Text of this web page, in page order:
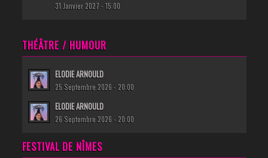
31 Janvier 2027 - 15:00
THÉÂTRE / HUMOUR
ELODIE ARNOULD
25 Septembre 2026 - 20:00
ELODIE ARNOULD
26 Septembre 2026 - 20:00
FESTIVAL DE NÎMES